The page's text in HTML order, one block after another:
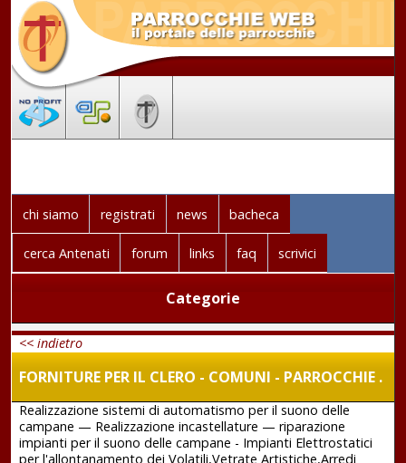
chi siamo registrati news bacheca
cerca Antenati forum links faq scrivici
Categorie
<< indietro
FORNITURE PER IL CLERO - COMUNI - PARROCCHIE .
Realizzazione sistemi di automatismo per il suono delle
campane — Realizzazione incastellature — riparazione
impianti per il suono delle campane - Impianti Elettrostatici
per l'allontanamento dei Volatili,Vetrate Artistiche,Arredi